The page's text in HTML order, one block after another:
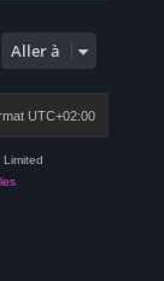
Aller à
UTC+02:00